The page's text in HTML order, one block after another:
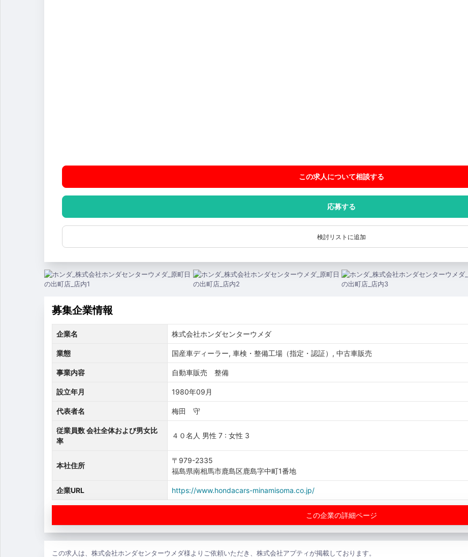
この求人について相談する
応募する
検討リストに追加
募集企業情報
企業名 株式会社ホンダセンターウメダ
業態 国産車ディーラー, 車検・整備工場（指定・認証）, 中古車販売
事業内容 自動車販売 整備
設立年月 1980年09月
代表者名 梅田 守
従業員数 会社全体および男女比
率
４０名人 男性 7 : 女性 3
本社住所
〒979-2335
福島県南相馬市鹿島区鹿島字中町1番地
企業URL https://www.hondacars-minamisoma.co.jp/
この企業の詳細ページ
この求人は、株式会社ホンダセンターウメダ様よりご依頼いただき、株式会社アプティが掲載しております。